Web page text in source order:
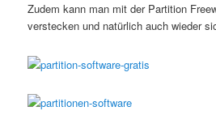
Zudem kann man mit der Partition
verstecken und natürlich auch wieder